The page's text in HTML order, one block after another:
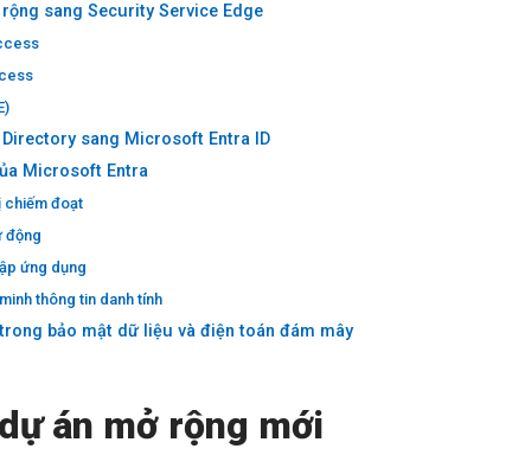
sang Security Service Edge
sang Microsoft Entra ID
Microsoft Entra
chiếm đoạt
động
ứng dụng
thông tin danh tính
bảo mật dữ liệu và điện toán đám mây
án mở rộng mới